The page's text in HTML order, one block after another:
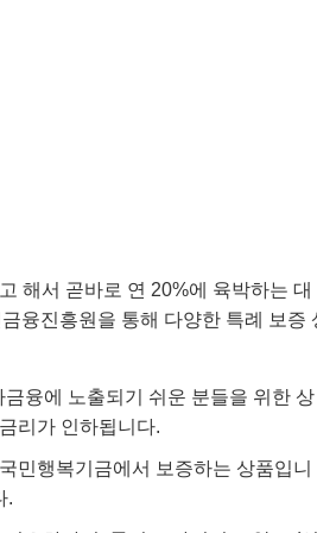
해서 곧바로 연 20%에 육박하는 대
융진흥원을 통해 다양한 특례 보증
융에 노출되기 쉬운 분들을 위한 상
리가 인하됩니다.
민행복기금에서 보증하는 상품입니
.